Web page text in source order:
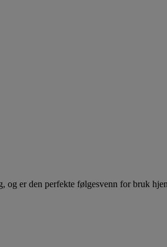
er den perfekte følgesvenn for bruk